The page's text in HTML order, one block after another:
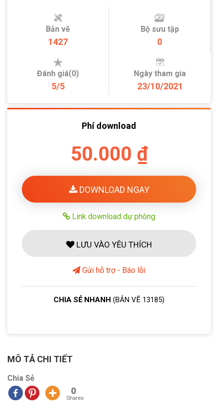
Bản vẽ
1427
Bộ sưu tập
0
Đánh giá(0)
5/5
Ngày tham gia
23/10/2021
Phí download
50.000 ₫
DOWNLOAD NGAY
Link download dự phòng
LƯU VÀO YÊU THÍCH
Gửi hỗ trợ - Báo lỗi
CHIA SẺ NHANH (BẢN VẼ 13185)
MÔ TẢ CHI TIẾT
Chia Sẻ
0
Shares